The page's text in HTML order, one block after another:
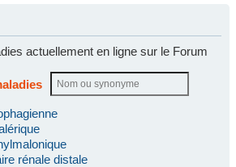
actuellement en ligne sur le Forum
rénale distale